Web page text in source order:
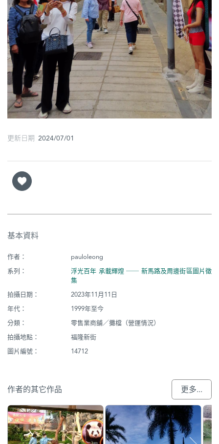
寺
廟
巴
士
教
堂
街
更新日期 2024/07/01
基本資料
作者：
pauloleong
系列：
浮光百年 承載輝煌 ── 新馬路及周邊街區圖片徵
集
拍攝日期：
2023年11月11日
年代：
1999年至今
分類：
零售業商舖／攤檔（營運情況）
拍攝地點：
福隆新街
圖片編號：
14712
作者的其它作品 更多...